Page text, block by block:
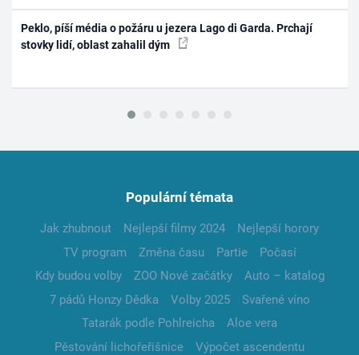
Peklo, píší média o požáru u jezera Lago di Garda. Prchají
stovky lidí, oblast zahalil dým
Populární témata
Jak zhubnout Nejlepší filmy 2024
Nejlepší horory
TV program
Změna času Partie
Počasí
Kdy budou volby
ZOO Nové začátky
Auto – katalog
7 pádů Honzy Dědka
Volby 2025
Svařené víno
Tatarák podle Pohlreicha
Aloe vera
Pěstování lichořeřišnice
Výpočet ascendentu